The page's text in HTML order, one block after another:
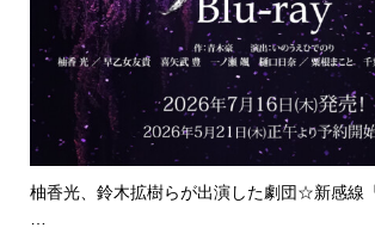
柚香光、鈴木拡樹らが出演した劇団☆新感線